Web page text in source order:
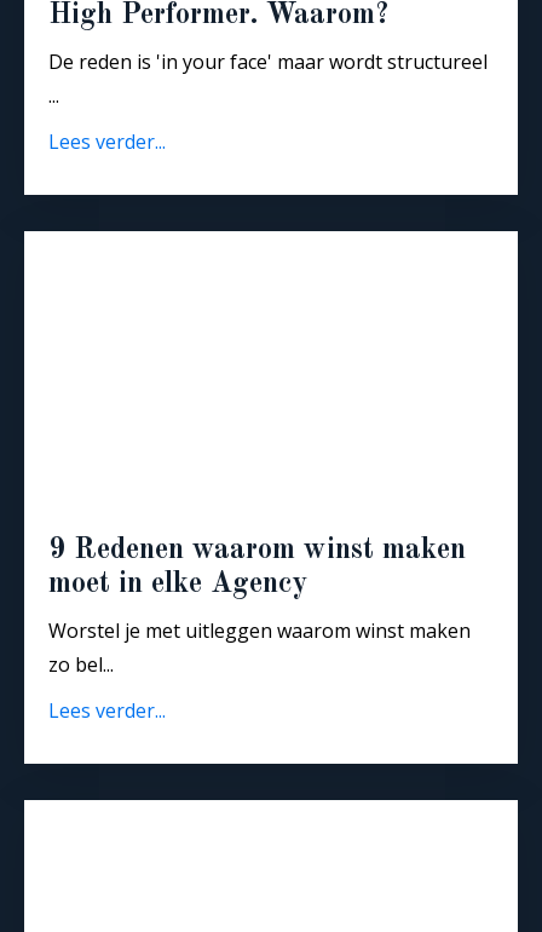
High Performer. Waarom?
De reden is 'in your face' maar wordt structureel
...
Lees verder...
9 Redenen waarom winst maken
moet in elke Agency
Worstel je met uitleggen waarom winst maken
zo bel...
Lees verder...